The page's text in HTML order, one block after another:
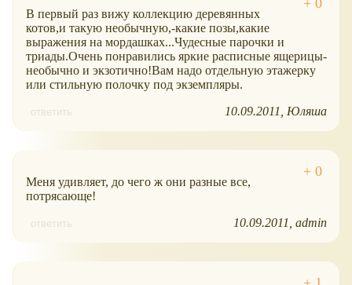
В первый раз вижу коллекцию деревянных
котов,и такую необычную,-какие позы,какие
выражения на мордашках...Чудесные парочки и
триады.Очень понравились яркие расписные ящерицы-
необычно и экзотично!Вам надо отдельную этажерку
или стильную полочку под экземпляры.
ответить 10.09.2011 Юляша
Меня удивляет, до чего ж они разные все,
потрясающе!
ответить 10.09.2011 admin